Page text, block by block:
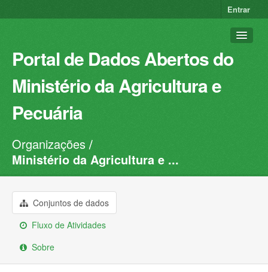
Entrar
Portal de Dados Abertos do
Ministério da Agricultura e
Pecuária
Conjuntos de dados
Organizações
Sobre
Organizações
Ministério da Agricultura e ...
Conjuntos de dados
Fluxo de Atividades
Sobre